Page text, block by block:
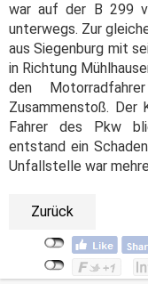
war auf der B 299
unterwegs. Zur
aus Siegenburg mit
in Richtung
den
Zusammenstoß. Der
Fahrer des Pkw
entstand ein
Unfallstelle war
Zurück